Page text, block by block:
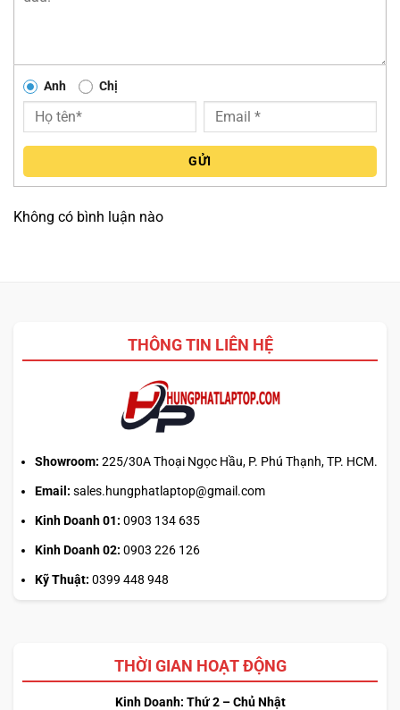
Cạnh trái chỉ có 1 USB Type C 3.1 Gen 1, tích hợp xuất hình
và Power Delivery, cùng 1 jack tai nghe 3.5 mm
Cạnh phải là 2 USB Type A 3.1 Gen 1, HDMI 2.0 và khe thẻ
SD truyền thống.
tuy nhiên ở phiên bản sử dụng CPU Xeon E, chiếc máy có
thể lắp 128GB RAM ECC với tốc độ 2666MHz. Lenovo
ThinkPad P53 được bố trí 2 khe SSD NVMe và 1 khe lắp ổ
phiên bản Quadro RTX, chiếc máy bị lược bỏ khe ổ cứng
Anh Chị
GỬI
Không có bình luận nào
THÔNG TIN LIÊN HỆ
Showroom: 225/30A Thoại Ngọc Hầu, P. Phú Thạnh, TP. HCM.
Email: sales.hungphatlaptop@gmail.com
Kinh Doanh 01: 0903 134 635
Kinh Doanh 02: 0903 226 126
Kỹ Thuật: 0399 448 948
THỜI GIAN HOẠT ĐỘNG
Kinh Doanh: Thứ 2 – Chủ Nhật